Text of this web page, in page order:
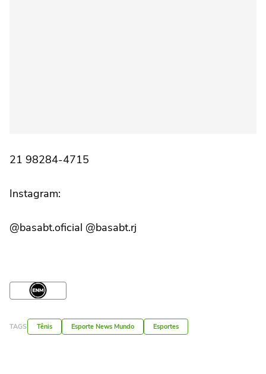
21 98284-4715
Instagram:
@basabt.oficial @basabt.rj
TAGS Tênis Esporte News Mundo Esportes